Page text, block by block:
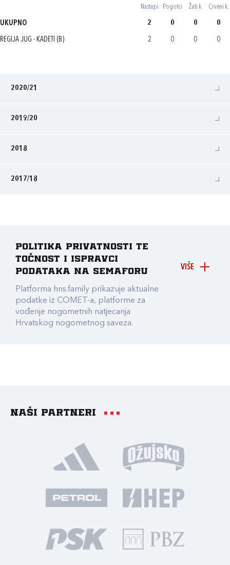
Nastupi Pogotci Žuti k. Crveni k.
UKUPNO 2 0 0 0
REGIJA JUG - KADETI (B) 2 0 0 0
2020/21
2019/20
2018
2017/18
VIŠE
Politika privatnosti te
točnost i ispravci
podataka na Semaforu
Platforma hns.family prikazuje aktualne
podatke iz COMET-a, platforme za
vođenje nogometnih natjecanja
Hrvatskog nogometnog saveza.
Naši partneri